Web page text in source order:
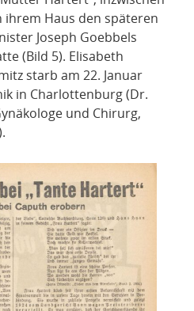
ihrem Haus den späteren
Joseph Goebbels
(Bild 5). Elisabeth
starb am 22. Januar
in Charlottenburg (Dr.
und Chirurg,